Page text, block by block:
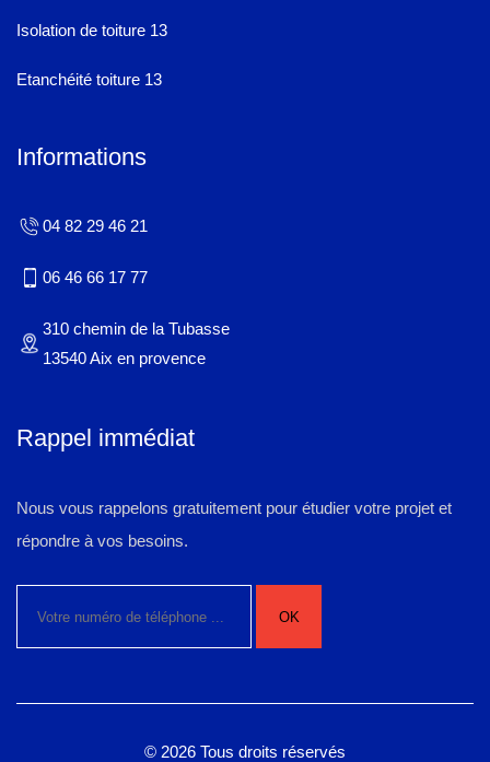
Isolation de toiture 13
Etanchéité toiture 13
Informations
04 82 29 46 21
06 46 66 17 77
310 chemin de la Tubasse
13540 Aix en provence
Rappel immédiat
Nous vous rappelons gratuitement pour étudier votre projet et
répondre à vos besoins.
© 2026 Tous droits réservés